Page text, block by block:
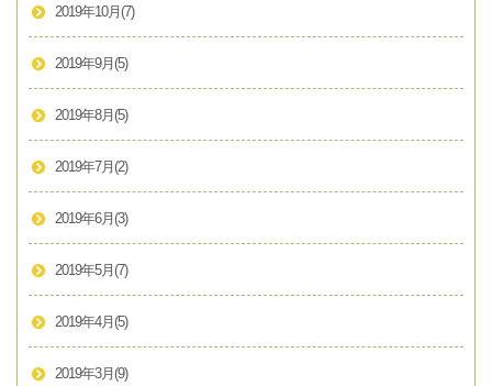
2019年10月 (7)
2019年9月 (5)
2019年8月 (5)
2019年7月 (2)
2019年6月 (3)
2019年5月 (7)
2019年4月 (5)
2019年3月 (9)